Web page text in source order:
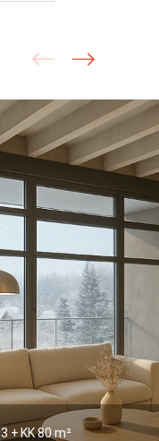
3 + KK80 m²